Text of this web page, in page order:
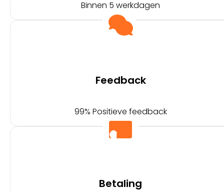
Binnen 5 werkdagen
Feedback
99% Positieve feedback
Betaling